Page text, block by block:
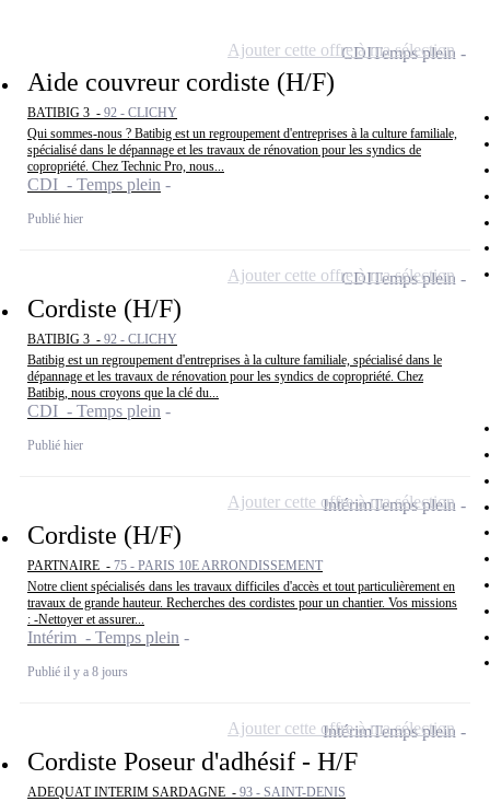
Aide couvreur cordiste (H/F)
BATIBIG 3 - 92 - CLICHY
Qui sommes-nous ? Batibig est un regroupement d'entreprises à la culture familiale,
spécialisé dans le dépannage et les travaux de rénovation pour les syndics de
copropriété. Chez Technic Pro, nous...
CDI - Temps plein
Publié hier
CDITemps plein
Ajouter cette offre à ma sélection
Cordiste (H/F)
BATIBIG 3 - 92 - CLICHY
Batibig est un regroupement d'entreprises à la culture familiale, spécialisé dans le
dépannage et les travaux de rénovation pour les syndics de copropriété. Chez
Batibig, nous croyons que la clé du...
CDI - Temps plein
Publié hier
CDITemps plein
Ajouter cette offre à ma sélection
Cordiste (H/F)
PARTNAIRE - 75 - PARIS 10E ARRONDISSEMENT
Notre client spécialisés dans les travaux difficiles d'accès et tout particulièrement en
travaux de grande hauteur. Recherches des cordistes pour un chantier. Vos missions
: -Nettoyer et assurer...
Intérim - Temps plein
Publié il y a 8 jours
IntérimTemps plein
Ajouter cette offre à ma sélection
Cordiste Poseur d'adhésif - H/F
ADEQUAT INTERIM SARDAGNE - 93 - SAINT-DENIS
IntérimTemps plein
Ajouter cette offre à ma sélection